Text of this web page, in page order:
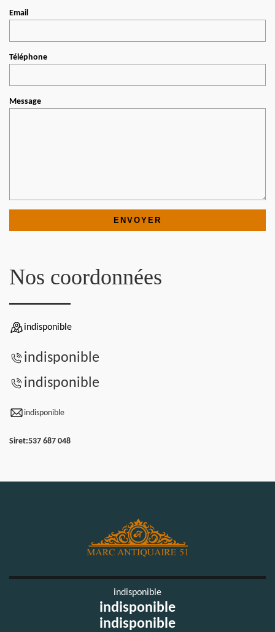
Email
Téléphone
Message
Nos coordonnées
indisponible
indisponible
indisponible
indisponible
Siret:537 687 048
indisponible
indisponible
indisponible